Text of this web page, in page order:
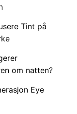
Tint på
om natten?
Eye